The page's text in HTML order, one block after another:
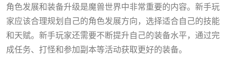
角色发展和装备升级是魔兽世界中非常重要的内容。新手玩
家应该合理规划自己的角色发展方向，选择适合自己的技能
和天赋。新手玩家还需要不断提升自己的装备水平，通过完
成任务、打怪和参加副本等活动获取更好的装备。